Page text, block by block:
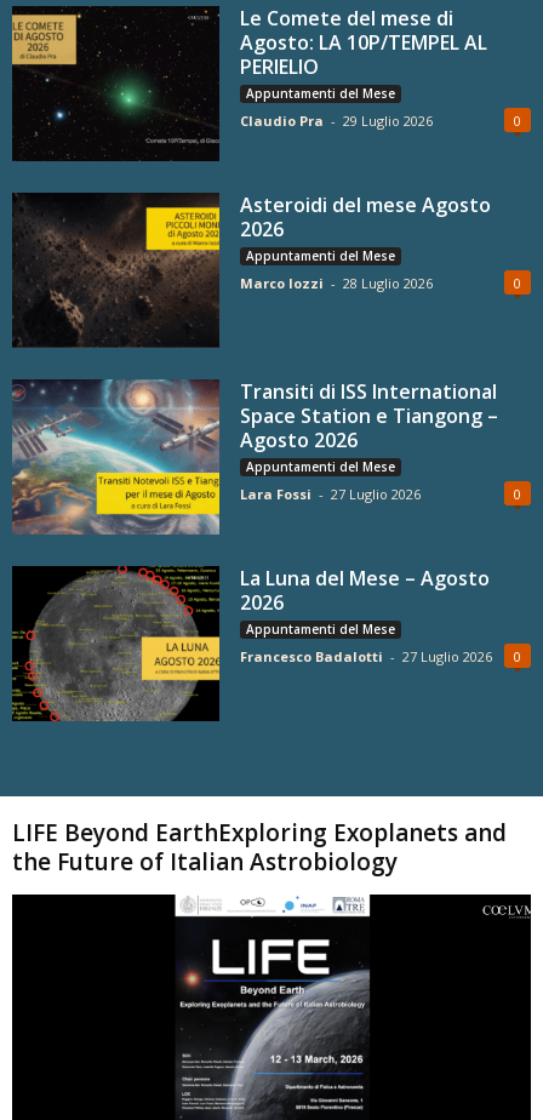
Le Comete del mese di
Agosto: LA 10P/TEMPEL AL
PERIELIO
Appuntamenti del Mese
Claudio Pra - 29 Luglio 2026 0
Asteroidi del mese Agosto
2026
Appuntamenti del Mese
Marco Iozzi - 28 Luglio 2026 0
Transiti di ISS International
Space Station e Tiangong –
Agosto 2026
Appuntamenti del Mese
Lara Fossi - 27 Luglio 2026 0
La Luna del Mese – Agosto
2026
Appuntamenti del Mese
Francesco Badalotti - 27 Luglio 2026 0
LIFE Beyond EarthExploring Exoplanets and
the Future of Italian Astrobiology